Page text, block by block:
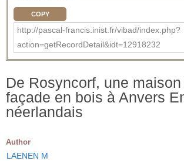
COPY
http://pascal-francis.inist.fr/vibad/index.php?
action=getRecordDetail&idt=12918232
De Rosyncorf, une
façade en bois à Anvers
néerlandais
Author
LAENEN M